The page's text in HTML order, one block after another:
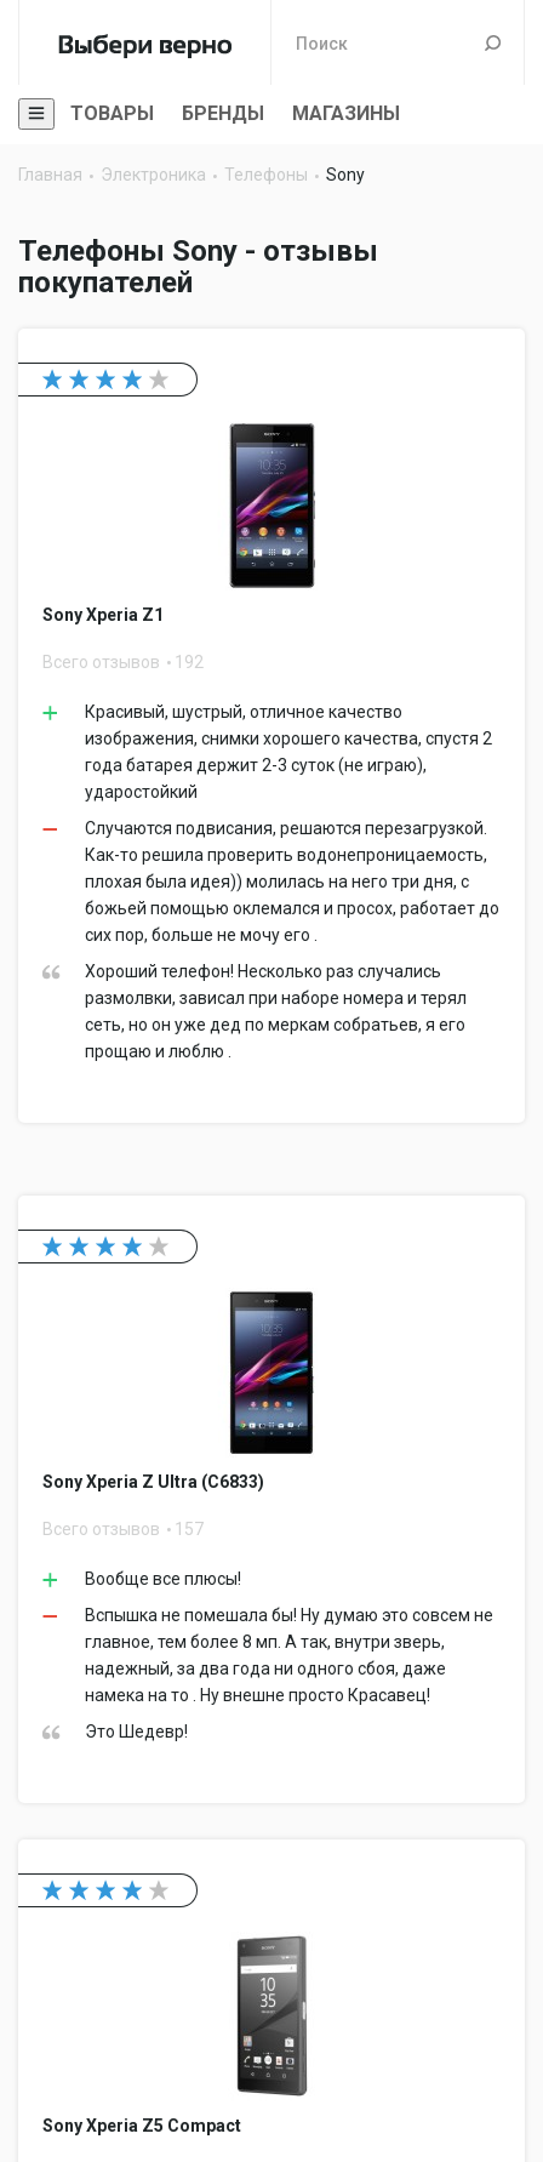
ТОВАРЫ БРЕНДЫ МАГАЗИНЫ
Главная Электроника Телефоны Sony
Телефоны Sony - отзывы
покупателей
Sony Xperia Z1
Всего отзывов 192
Красивый, шустрый, отличное качество
изображения, снимки хорошего качества, спустя 2
года батарея держит 2-3 суток (не играю),
ударостойкий
Случаются подвисания, решаются перезагрузкой.
Как-то решила проверить водонепроницаемость,
плохая была идея)) молилась на него три дня, с
божьей помощью оклемался и просох, работает до
сих пор, больше не мочу его .
Хороший телефон! Несколько раз случались
размолвки, зависал при наборе номера и терял
сеть, но он уже дед по меркам собратьев, я его
прощаю и люблю .
Sony Xperia Z Ultra (C6833)
Всего отзывов 157
Вообще все плюсы!
Вспышка не помешала бы! Ну думаю это совсем не
главное, тем более 8 мп. А так, внутри зверь,
надежный, за два года ни одного сбоя, даже
намека на то . Ну внешне просто Красавец!
Это Шедевр!
Sony Xperia Z5 Compact